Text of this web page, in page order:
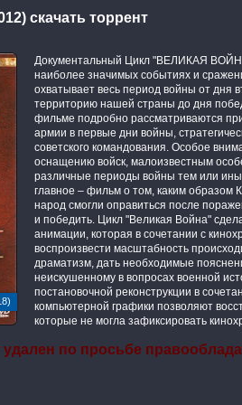
скачать торрент
Документальный Цикл "ВЕЛИКАЯ
наиболее значимых событиях и
охватывает весь период войны от дня
территорию нашей страны до дня
фильме подробно рассматриваются
армии в первые дни войны,
советского командования. Особое
оснащению войск, малоизвестным
различные периоды войны тем или
главное – фильм о том, каким образом
народ смогли оправиться после
и победить. Цикл "Великая Война"
анимации, которая в сочетании с
воспроизвести масштабность
драматизм, дать необходимые
неискушенному в вопросах военной
постановочной реконструкции в
компьютерной графики позволяют
которые не могла зафиксировать
удален по просьбе